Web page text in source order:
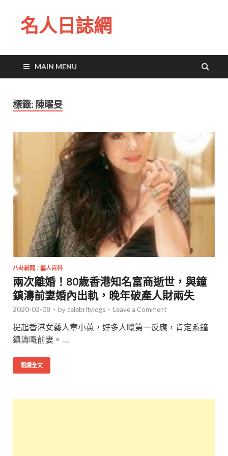
名人日誌網
MAIN MENU
標籤: 陳曜旻
八卦新聞 / 藝人百科
兩次離婚！80歲香港知名富商逝世，與鐘
鎮濤前妻婚內出軌，晚年破產人財兩失
2020-03-08 - by celebritylogs - Leave a Comment
提起香港女藝人章小蕙，好多人嘅第一反應，肯定系鐘
鎮濤嘅前妻。 …
閱讀全文